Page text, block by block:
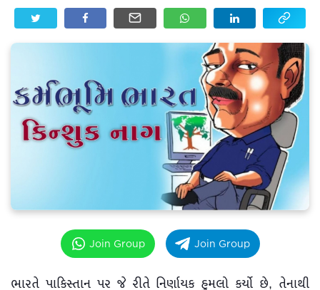
Join Group Join Group
ભારતે પાકિસ્તાન પર જે રીતે નિર્ણાયક હુમલો કર્યો છે, તેનાથી